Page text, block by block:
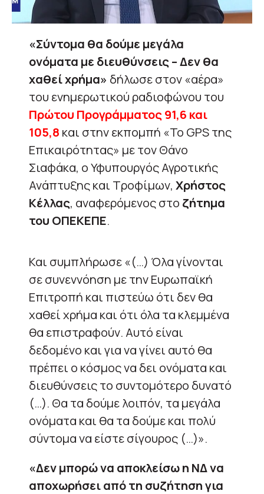
«Σύντομα θα δούμε μεγάλα
ονόματα με διευθύνσεις – Δεν θα
χαθεί χρήμα» δήλωσε στον «αέρα»
του ενημερωτικού ραδιοφώνου του
Πρώτου Προγράμματος 91,6 και
105,8 και στην εκπομπή «Το GPS της
Επικαιρότητας» με τον Θάνο
Σιαφάκα, o Υφυπουργός Αγροτικής
Ανάπτυξης και Τροφίμων, Χρήστος
Κέλλας, αναφερόμενος στο ζήτημα
του ΟΠΕΚΕΠΕ.
Και συμπλήρωσε «(…) Όλα γίνονται
σε συνεννόηση με την Ευρωπαϊκή
Επιτροπή και πιστεύω ότι δεν θα
χαθεί χρήμα και ότι όλα τα κλεμμένα
θα επιστραφούν. Αυτό είναι
δεδομένο και για να γίνει αυτό θα
πρέπει ο κόσμος να δει ονόματα και
διευθύνσεις το συντομότερο δυνατό
(…). Θα τα δούμε λοιπόν, τα μεγάλα
ονόματα και θα τα δούμε και πολύ
σύντομα να είστε σίγουρος (…)».
«Δεν μπορώ να αποκλείσω η ΝΔ να
αποχωρήσει από τη συζήτηση για